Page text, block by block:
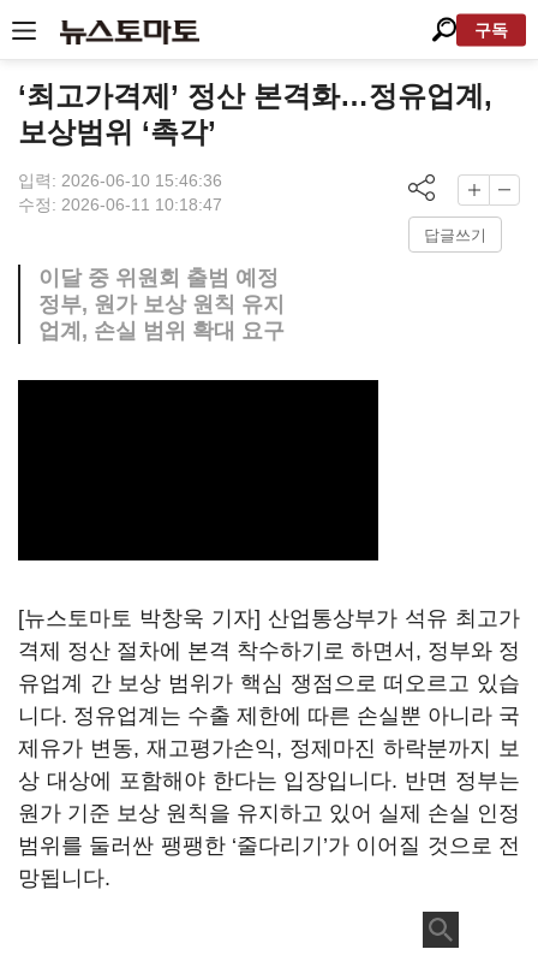
구독
‘최고가격제’ 정산 본격화…정유업계,
보상범위 ‘촉각’
입력: 2026-06-10 15:46:36
수정: 2026-06-11 10:18:47
답글쓰기
이달 중 위원회 출범 예정
정부, 원가 보상 원칙 유지
업계, 손실 범위 확대 요구
[뉴스토마토 박창욱 기자] 산업통상부가 석유 최고가
격제 정산 절차에 본격 착수하기로 하면서, 정부와 정
유업계 간 보상 범위가 핵심 쟁점으로 떠오르고 있습
니다. 정유업계는 수출 제한에 따른 손실뿐 아니라 국
제유가 변동, 재고평가손익, 정제마진 하락분까지 보
상 대상에 포함해야 한다는 입장입니다. 반면 정부는
원가 기준 보상 원칙을 유지하고 있어 실제 손실 인정
범위를 둘러싼 팽팽한 ‘줄다리기’가 이어질 것으로 전
망됩니다.